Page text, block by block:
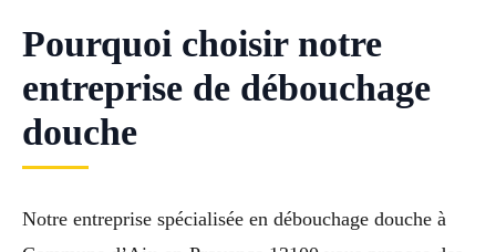
Pourquoi choisir notre
entreprise de débouchage
douche
Notre entreprise spécialisée en débouchage douche à